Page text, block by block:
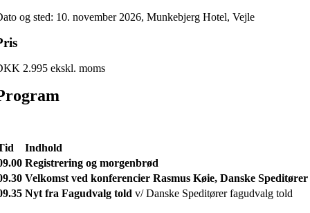
og sted: 10. november 2026, Munkebjerg Hotel, Vejle
2.995 ekskl. moms
Indhold
Registrering og morgenbrød
Velkomst ved konferencier Rasmus Køie, Danske Speditører
Nyt fra Fagudvalg told v/ Danske Speditører fagudvalg told